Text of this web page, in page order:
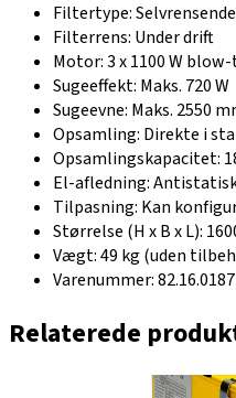
Filtertype:
Filterrens: Under drift
Motor: 3 x 1100 W
Sugeeffekt: Maks. 720 W
Sugeevne: Maks. 2550
Opsamling: Direkte i
Opsamlingskapacitet:
El-afledning:
Tilpasning: Kan
Størrelse (H x B x L):
Vægt: 49 kg (uden
Varenummer: 82.16.0187
Relaterede